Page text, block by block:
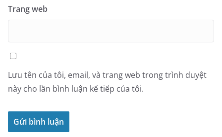
Trang web
Lưu tên của tôi, email, và trang web trong trình duyệt
này cho lần bình luận kế tiếp của tôi.